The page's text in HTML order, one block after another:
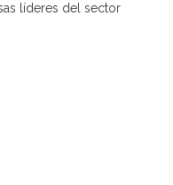
líderes del sector